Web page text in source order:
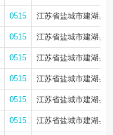
0515 江苏省盐城市建湖县
0515 江苏省盐城市建湖县
0515 江苏省盐城市建湖县
0515 江苏省盐城市建湖县
0515 江苏省盐城市建湖县
0515 江苏省盐城市建湖县